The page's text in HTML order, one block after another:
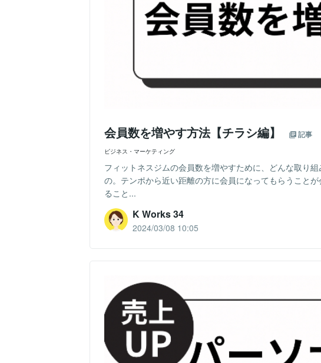
会員数を増やす方法【チラシ編】 記事
ビジネス・マーケティング
フィットネスジムの会員数を増やすために、どんな取り
の。テンポから近い距離の方に会員になってもらうこと
ること...
K Works 34
2024/03/08 10:05